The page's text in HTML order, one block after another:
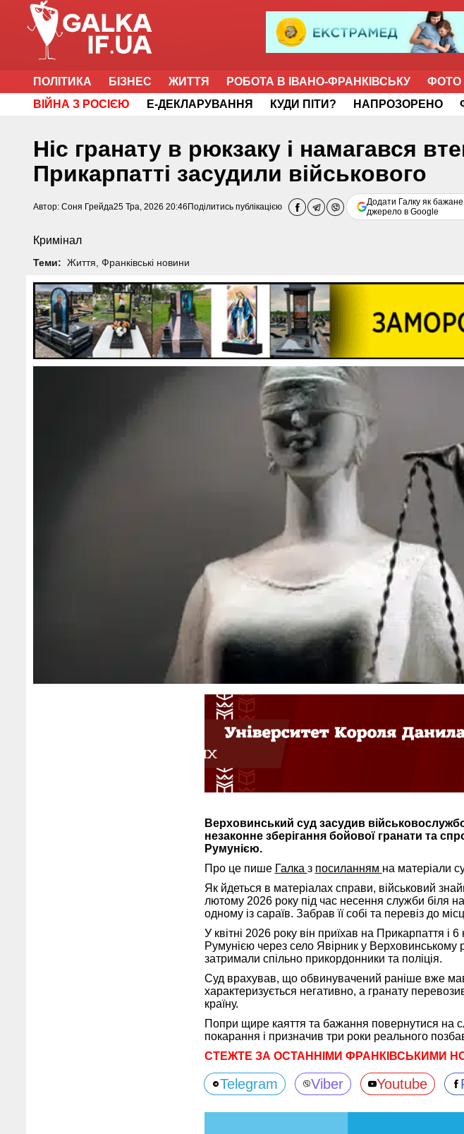
ПОЛІТИКА БІЗНЕС ЖИТТЯ РОБОТА В ІВАНО-ФРАНКІВСЬКУ ФОТО
ВІЙНА З РОСІЄЮ
Е-ДЕКЛАРУВАННЯ КУДИ ПІТИ? НАПРОЗОРЕНО
Ніс гранату в рюкзаку і намагався
Прикарпатті засудили військового
Автор: Соня Грейда25 Тра, 2026 20:46 Поділитись публікацією
Додати Галку як бажане
джерело в Google
Кримінал
Теми: Життя Франківські новини
Верховинський суд засудив
незаконне зберігання бойової гранати та
Румунією.
Про це пише Галка з посиланням на матеріали
Як йдеться в матеріалах справи, військовий
лютому 2026 року під час несення служби біля
одному із сараїв. Забрав її собі та перевіз до
У квітні 2026 року він приїхав на Прикарпаття і
Румунією через село Явірник у Верховинському
затримали спільно прикордонники та поліція.
Суд врахував, що обвинувачений раніше вже
характеризується негативно, а гранату
країну.
Попри щире каяття та бажання повернутися на
покарання і призначив три роки реального
СТЕЖТЕ ЗА ОСТАННІМИ ФРАНКІВСЬКИМИ
Telegram Viber Youtube